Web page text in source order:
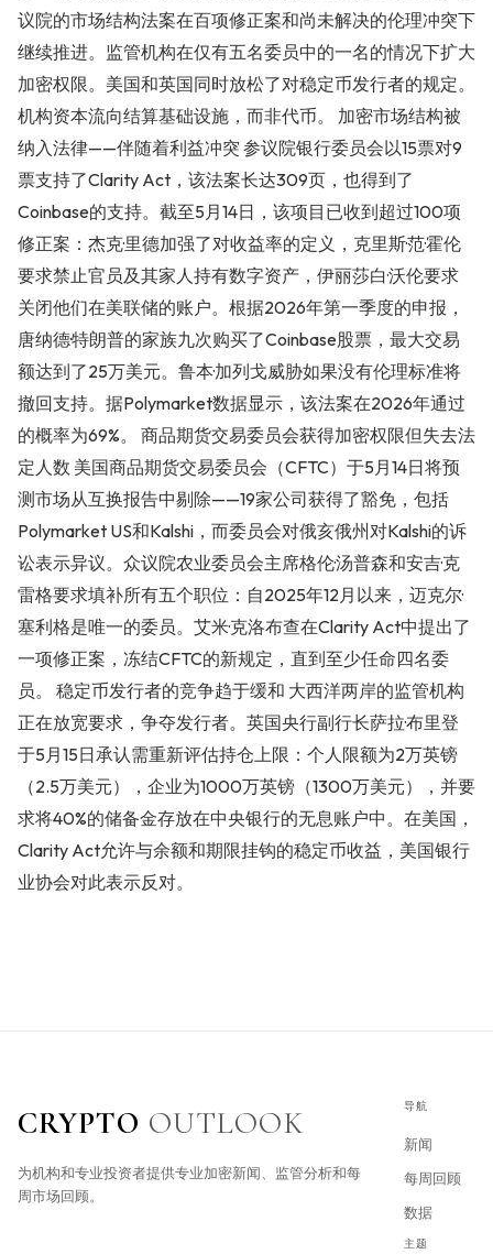
议院的市场结构法案在百项修正案和尚未解决的伦理冲突下
继续推进。监管机构在仅有五名委员中的一名的情况下扩大
加密权限。美国和英国同时放松了对稳定币发行者的规定。
机构资本流向结算基础设施，而非代币。 加密市场结构被
纳入法律——伴随着利益冲突 参议院银行委员会以15票对9
票支持了Clarity Act，该法案长达309页，也得到了
Coinbase的支持。截至5月14日，该项目已收到超过100项
修正案：杰克·里德加强了对收益率的定义，克里斯·范·霍伦
要求禁止官员及其家人持有数字资产，伊丽莎白·沃伦要求
关闭他们在美联储的账户。根据2026年第一季度的申报，
唐纳德·特朗普的家族九次购买了Coinbase股票，最大交易
额达到了25万美元。鲁本·加列戈威胁如果没有伦理标准将
撤回支持。据Polymarket数据显示，该法案在2026年通过
的概率为69%。 商品期货交易委员会获得加密权限但失去法
定人数 美国商品期货交易委员会（CFTC）于5月14日将预
测市场从互换报告中剔除——19家公司获得了豁免，包括
Polymarket US和Kalshi，而委员会对俄亥俄州对Kalshi的诉
讼表示异议。众议院农业委员会主席格伦·汤普森和安吉·克
雷格要求填补所有五个职位：自2025年12月以来，迈克尔·
塞利格是唯一的委员。艾米·克洛布查在Clarity Act中提出了
一项修正案，冻结CFTC的新规定，直到至少任命四名委
员。 稳定币发行者的竞争趋于缓和 大西洋两岸的监管机构
正在放宽要求，争夺发行者。英国央行副行长萨拉·布里登
于5月15日承认需重新评估持仓上限：个人限额为2万英镑
（2.5万美元），企业为1000万英镑（1300万美元），并要
求将40%的储备金存放在中央银行的无息账户中。在美国，
Clarity Act允许与余额和期限挂钩的稳定币收益，美国银行
业协会对此表示反对。
CRYPTO OUTLOOK
为机构和专业投资者提供专业加密新闻、监管分析和每
周市场回顾。
导航
新闻
每周回顾
数据
主题